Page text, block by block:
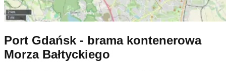
Port Gdańsk - brama kontenerowa
Morza Bałtyckiego